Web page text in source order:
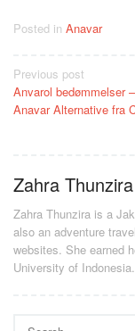
Posted in Anavar
Post
navigation
Previous post
Anvarol bedømmelser
Anavar Alternative fra
Zahra Thunzira
Zahra Thunzira is a
also an adventure
websites. She earned
University of Indonesia.